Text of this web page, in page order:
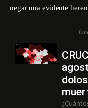
negar una evidente